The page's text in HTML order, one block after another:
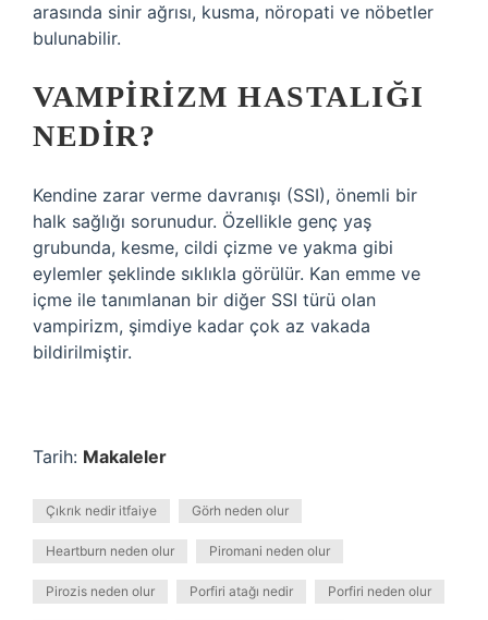
arasında sinir ağrısı, kusma, nöropati ve nöbetler
bulunabilir.
VAMPIRIZM HASTALIĞI
NEDIR?
Kendine zarar verme davranışı (SSI), önemli bir
halk sağlığı sorunudur. Özellikle genç yaş
grubunda, kesme, cildi çizme ve yakma gibi
eylemler şeklinde sıklıkla görülür. Kan emme ve
içme ile tanımlanan bir diğer SSI türü olan
vampirizm, şimdiye kadar çok az vakada
bildirilmiştir.
Tarih: Makaleler
Çıkrık nedir itfaiye Görh neden olur
Heartburn neden olur Piromani neden olur
Pirozis neden olur Porfiri atağı nedir Porfiri neden olur